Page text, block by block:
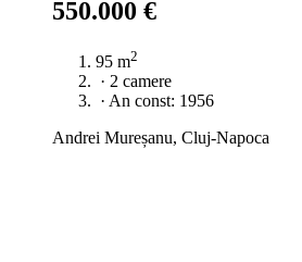
550.000 €
95 m2
· 2 camere
· An const: 1956
Andrei Mureșanu, Cluj-Napoca